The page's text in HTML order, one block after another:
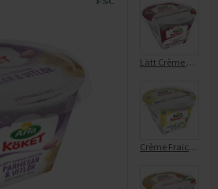
Lätt Crème Fraiche Feta Och Soltorkad Tomat 12%
Crème Fraiche Lätt Dragon Citron & Vitlök